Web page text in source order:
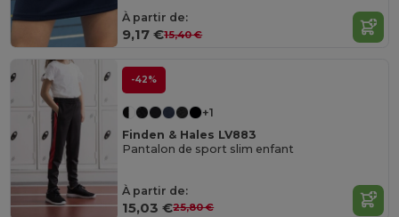
À partir de:
9,17 €15,40 €
-42%
+1
Finden & Hales LV883
Pantalon de sport slim enfant
À partir de:
15,03 €25,80 €